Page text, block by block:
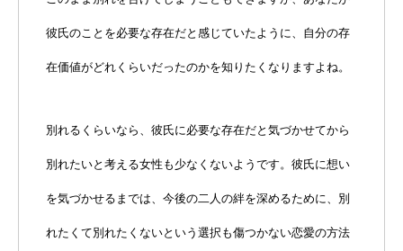
彼氏のことを必要な存在だと感じていたように、自分の存
在価値がどれくらいだったのかを知りたくなりますよね。
別れるくらいなら、彼氏に必要な存在だと気づかせてから
別れたいと考える女性も少なくないようです。彼氏に想い
を気づかせるまでは、今後の二人の絆を深めるために、別
れたくて別れたくないという選択も傷つかない恋愛の方法